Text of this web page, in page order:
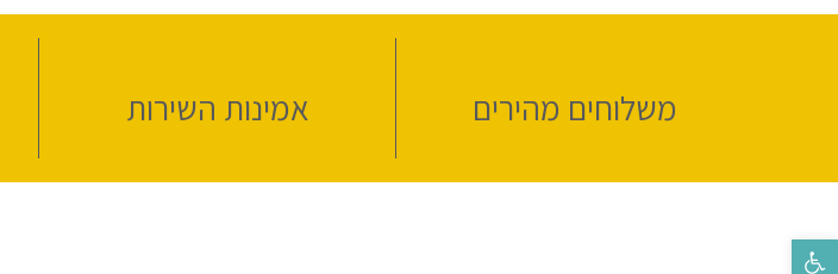
פתח סרגל נגישות
משלוחים מהירים אמינות השירות